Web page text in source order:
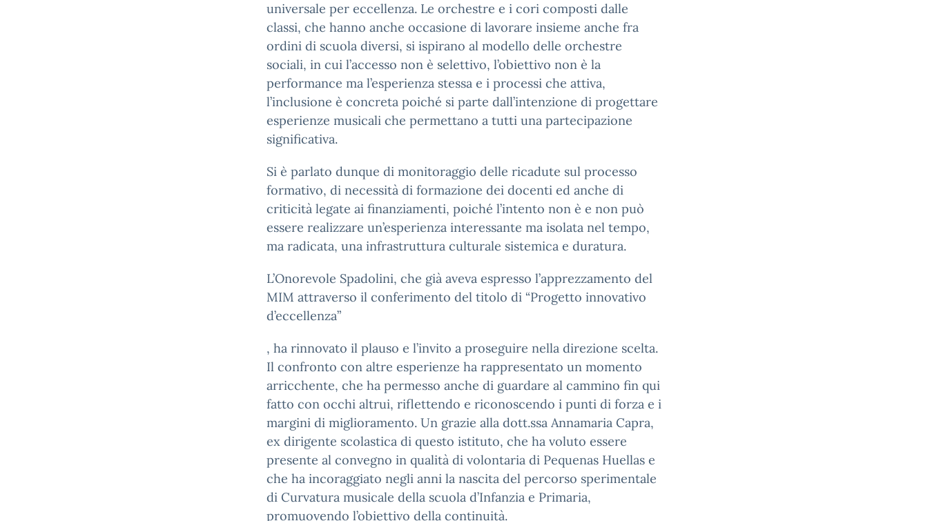
universale per eccellenza. Le orchestre e i cori composti dalle
classi, che hanno anche occasione di lavorare insieme anche fra
ordini di scuola diversi, si ispirano al modello delle orchestre
sociali, in cui l’accesso non è selettivo, l’obiettivo non è la
performance ma l’esperienza stessa e i processi che attiva,
l’inclusione è concreta poiché si parte dall’intenzione di progettare
esperienze musicali che permettano a tutti una partecipazione
significativa.
Si è parlato dunque di monitoraggio delle ricadute sul processo
formativo, di necessità di formazione dei docenti ed anche di
criticità legate ai finanziamenti, poiché l’intento non è e non può
essere realizzare un’esperienza interessante ma isolata nel tempo,
ma radicata, una infrastruttura culturale sistemica e duratura.
L’Onorevole Spadolini, che già aveva espresso l’apprezzamento del
MIM attraverso il conferimento del titolo di “Progetto innovativo
d’eccellenza”
, ha rinnovato il plauso e l’invito a proseguire nella direzione scelta.
Il confronto con altre esperienze ha rappresentato un momento
arricchente, che ha permesso anche di guardare al cammino fin qui
fatto con occhi altrui, riflettendo e riconoscendo i punti di forza e i
margini di miglioramento. Un grazie alla dott.ssa Annamaria Capra,
ex dirigente scolastica di questo istituto, che ha voluto essere
presente al convegno in qualità di volontaria di Pequenas Huellas e
che ha incoraggiato negli anni la nascita del percorso sperimentale
di Curvatura musicale della scuola d’Infanzia e Primaria,
promuovendo l’obiettivo della continuità.